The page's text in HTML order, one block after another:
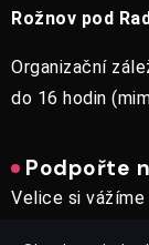
Rožnov pod
Organizační
do 16 hodin
Podpořte
Velice si